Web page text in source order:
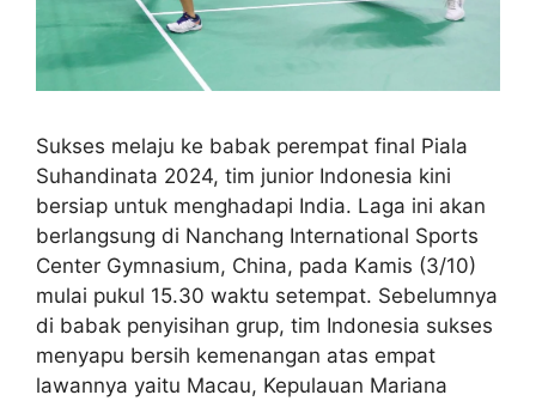
Sukses melaju ke babak perempat final Piala
Suhandinata 2024, tim junior Indonesia kini
bersiap untuk menghadapi India. Laga ini akan
berlangsung di Nanchang International Sports
Center Gymnasium, China, pada Kamis (3/10)
mulai pukul 15.30 waktu setempat. Sebelumnya
di babak penyisihan grup, tim Indonesia sukses
menyapu bersih kemenangan atas empat
lawannya yaitu Macau, Kepulauan Mariana